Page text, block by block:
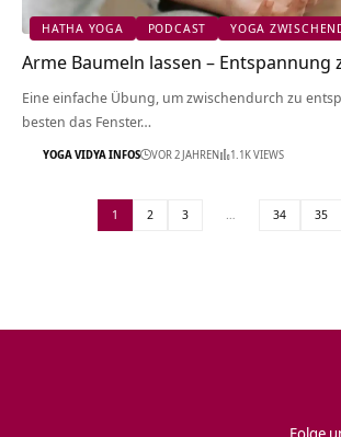
HATHA YOGA PODCAST YOGA
Arme Baumeln lassen – Entspannung
Eine einfache Übung, um zwischendurch zu
besten das Fenster…
YOGA VIDYA INFOS VOR 2 JAHREN 1.1K VIEWS
1 2 3 … 34 35
Folge